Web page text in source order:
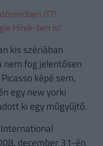
ITT!
Hírek-ben is!
kis szériában
nem fog jelentősen
képé sem,
egy new yorki
ki egy műgyűjtő.
december 31-én